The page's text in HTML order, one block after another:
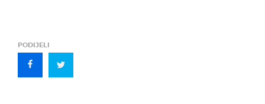
PODIJELI